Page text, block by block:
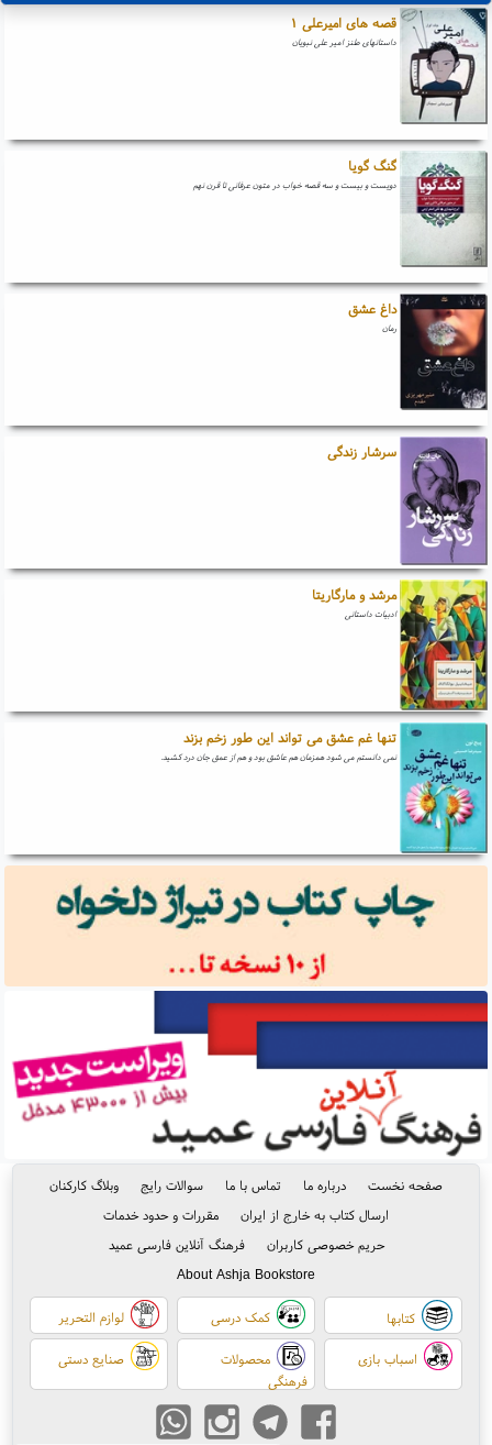
قصه های امیرعلی ۱
داستانهای طنز امیر علی نبویان
گنگ گویا
دویست و بیست و سه قصه خواب در متون عرفانی تا قرن نهم
داغ عشق
رمان
سرشار زندگی
مرشد و مارگاریتا
ادبیات داستانی
تنها غم عشق می تواند این طور زخم بزند
نمی دانستم می شود همزمان هم عاشق بود و هم از عمق جان درد کشید.
صفحه نخست درباره ما تماس با ما سوالات رایج
وبلاگ کارکنان
ارسال کتاب به خارج از ایران
مقررات و حدود خدمات
حریم خصوصی کاربران
فرهنگ آنلاین فارسی عمید
About Ashja Bookstore
کتابها کمک درسی لوازم التحریر
اسباب بازی
محصولات
فرهنگی
صنایع دستی